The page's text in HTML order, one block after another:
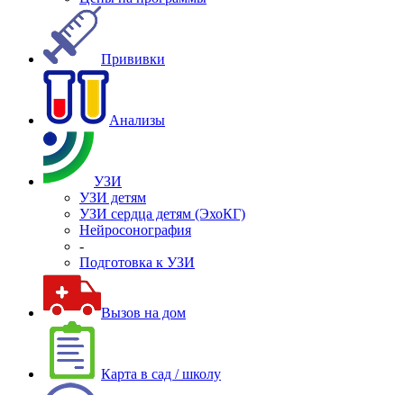
Прививки
Анализы
УЗИ
УЗИ детям
УЗИ сердца детям (ЭхоКГ)
Нейросонография
-
Подготовка к УЗИ
Вызов на дом
Карта в сад / школу